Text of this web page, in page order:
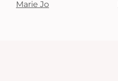
Marie Jo